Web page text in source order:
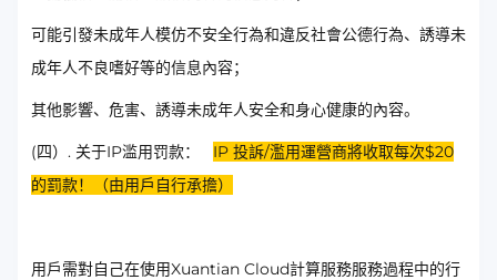
可能引發未成年人模仿不安全行為和違反社會公德行為、誘導未
成年人不良嗜好等的信息內容；
其他影響、危害、誘導未成年人安全和身心健康的內容。
(四）. 关于IP滥用罚款： IP 投訴/濫用運營商將收取每次$20
的罰款！（由用戶自行承擔）
用戶需對自己在使用Xuantian Cloud計算服務服務過程中的行